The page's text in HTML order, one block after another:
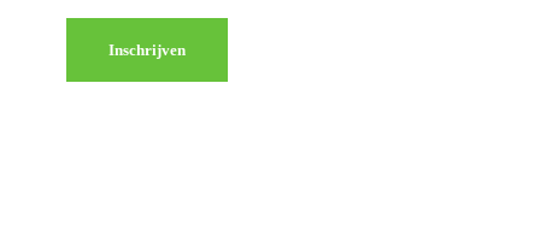
Inschrijven